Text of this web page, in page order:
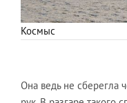
Космыс
Она ведь не сберегла